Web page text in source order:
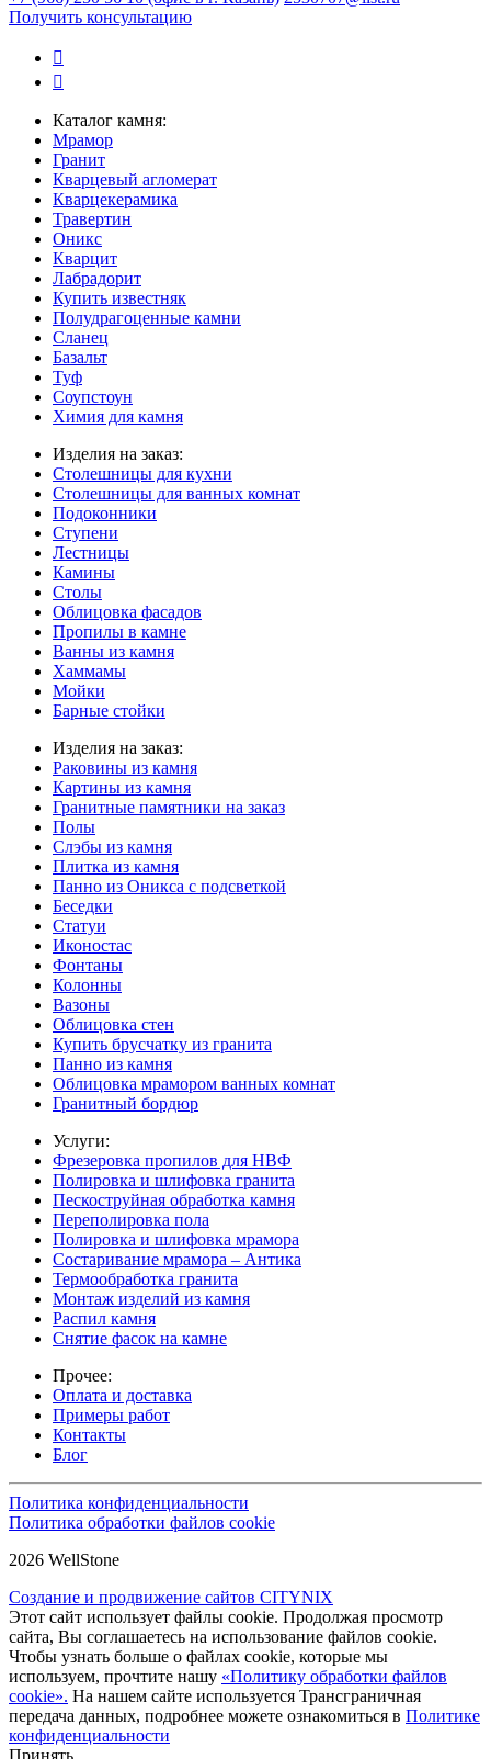
Получить консультацию
Каталог камня:
Мрамор
Гранит
Кварцевый агломерат
Кварцекерамика
Травертин
Оникс
Кварцит
Лабрадорит
Купить известняк
Полудрагоценные камни
Сланец
Базальт
Туф
Соупстоун
Химия для камня
Изделия на заказ:
Столешницы для кухни
Столешницы для ванных комнат
Подоконники
Ступени
Лестницы
Камины
Столы
Облицовка фасадов
Пропилы в камне
Ванны из камня
Хаммамы
Мойки
Барные стойки
Изделия на заказ:
Раковины из камня
Картины из камня
Гранитные памятники на заказ
Полы
Слэбы из камня
Плитка из камня
Панно из Оникса с подсветкой
Беседки
Статуи
Иконостас
Фонтаны
Колонны
Вазоны
Облицовка стен
Купить брусчатку из гранита
Панно из камня
Облицовка мрамором ванных комнат
Гранитный бордюр
Услуги:
Фрезеровка пропилов для НВФ
Полировка и шлифовка гранита
Пескоструйная обработка камня
Переполировка пола
Полировка и шлифовка мрамора
Состаривание мрамора – Антика
Термообработка гранита
Монтаж изделий из камня
Распил камня
Снятие фасок на камне
Прочее:
Оплата и доставка
Примеры работ
Контакты
Блог
Политика конфиденциальности
Политика обработки файлов cookie
2026 WellStone
Создание и продвижение сайтов CITYNIX
Этот сайт использует файлы cookie. Продолжая просмотр
сайта, Вы соглашаетесь на использование файлов cookie.
Чтобы узнать больше о файлах cookie, которые мы
используем, прочтите нашу «Политику обработки файлов
cookie». На нашем сайте используется Трансграничная
передача данных, подробнее можете ознакомиться в Политике
конфиденциальности
Принять